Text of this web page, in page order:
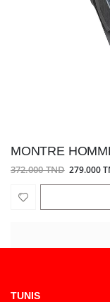
MONTRE
372.000 TND 279.000
TUNIS